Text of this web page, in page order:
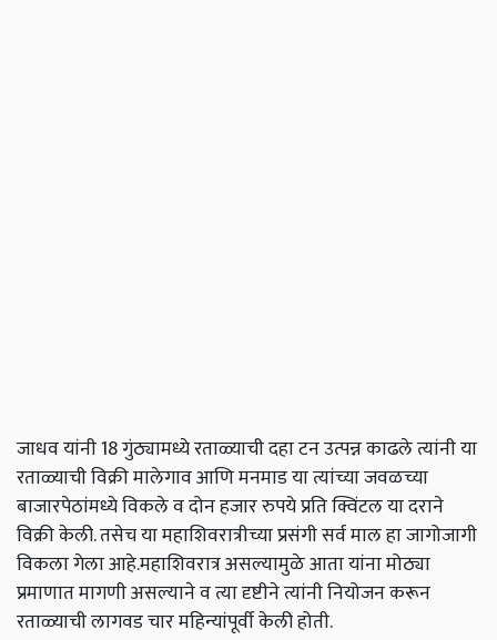
जाधव यांनी 18 गुंठ्यामध्ये रताळ्याची दहा टन उत्पन्न काढले त्यांनी या
रताळ्याची विक्री मालेगाव आणि मनमाड या त्यांच्या जवळच्या
बाजारपेठांमध्ये विकले व दोन हजार रुपये प्रति क्विंटल या दराने
विक्री केली. तसेच या महाशिवरात्रीच्या प्रसंगी सर्व माल हा जागोजागी
विकला गेला आहे.महाशिवरात्र असल्यामुळे आता यांना मोठ्या
प्रमाणात मागणी असल्याने व त्या दृष्टीने त्यांनी नियोजन करून
रताळ्याची लागवड चार महिन्यांपूर्वी केली होती.